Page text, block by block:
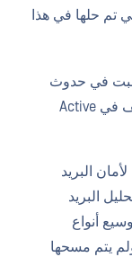
تم حلها في هذا
في حدوث
مشكلات عند انتقال مستخدم إلى موقع مختلف في Active
البريد
البريد
أنواع
يتم مسحها